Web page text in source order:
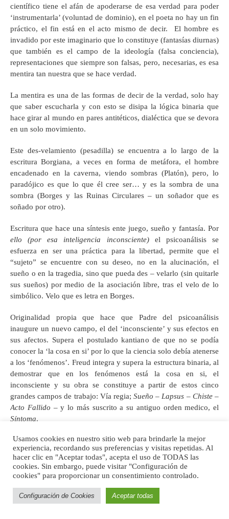
científico tiene el afán de apoderarse de esa verdad para poder
‘instrumentarla’ (voluntad de dominio), en el poeta no hay un fin
práctico, el fin está en el acto mismo de decir. El hombre es
invadido por este imaginario que lo constituye (fantasías diurnas)
que también es el campo de la ideología (falsa conciencia),
representaciones que siempre son falsas, pero, necesarias, es esa
mentira tan nuestra que se hace verdad.
La mentira es una de las formas de decir de la verdad, solo hay
que saber escucharla y con esto se disipa la lógica binaria que
hace girar al mundo en pares antitéticos, dialéctica que se devora
en un solo movimiento.
Este des-velamiento (pesadilla) se encuentra a lo largo de la
escritura Borgiana, a veces en forma de metáfora, el hombre
encadenado en la caverna, viendo sombras (Platón), pero, lo
paradójico es que lo que él cree ser… y es la sombra de una
sombra (Borges y las Ruinas Circulares – un soñador que es
soñado por otro).
Escritura que hace una síntesis ente juego, sueño y fantasía. Por
ello (por esa inteligencia inconsciente) el psicoanálisis se
esfuerza en ser una práctica para la libertad, permite que el
“sujeto” se encuentre con su deseo, no en la alucinación, el
sueño o en la tragedia, sino que pueda des – velarlo (sin quitarle
sus sueños) por medio de la asociación libre, tras el velo de lo
simbólico. Velo que es letra en Borges.
Originalidad propia que hace que Padre del psicoanálisis
inaugure un nuevo campo, el del ‘inconsciente’ y sus efectos en
sus afectos. Supera el postulado kantiano de que no se podía
conocer la ‘la cosa en si’ por lo que la ciencia solo debía atenerse
a los ‘fenómenos’. Freud integra y supera la estructura binaria, al
demostrar que en los fenómenos está la cosa en si, el
inconsciente y su obra se constituye a partir de estos cinco
grandes campos de trabajo: Vía regia;Sueño–Lapsus – Chiste–
Acto Fallido – y lo más suscrito a su antiguo orden medico, el
Síntoma.
Manifestaciones del inconsciente; Sueño, Lapsus, Acto Fallido,
Chiste, Síntoma, excluyendo así el acto, el realizarlo sin saberlo
(oráculo – destino) aquel designio inexorable (red de la historia
familiar en la que se está sujeto, significante que a-prisona), el
ser dicha en parte por la palabra, desde allí se opera sin cortar la
Usamos cookies en nuestro sitio web para brindarle la mejor
experiencia, recordando sus preferencias y visitas repetidas. Al
hacer clic en "Aceptar todas", acepta el uso de TODAS las
cookies. Sin embargo, puede visitar "Configuración de
cookies" para proporcionar un consentimiento controlado.
Configuración de Cookies Aceptar todas